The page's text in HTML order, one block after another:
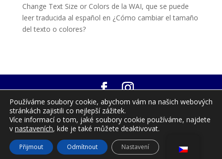
Change Text Size or Colors de la WAI, que se puede
leer traducida al español en ¿Cómo cambiar el tamaño
del texto o colores?
© 2025-2026Zdenka Hajková – Gomera Corazon
Verde|Právní upozornění|
Zásady ochrany
osobních údajů|Zásady používání souborů
cookie|Přístupnost|Mapa stránek
Vyvinuto společností
SoyDigital Network, S.L.U.
Používáme soubory cookie, abychom vám na našich webových
stránkách zajistili co nejlepší zážitek.
Více informací o tom, jaké soubory cookie používáme, najdete
v nastaveních, kde je také můžete deaktivovat.
Přijmout Odmítnout Nastavení